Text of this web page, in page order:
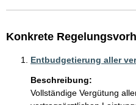
Konkrete
Entbudgetierung aller
Beschreibung:
Vollständige Vergütung